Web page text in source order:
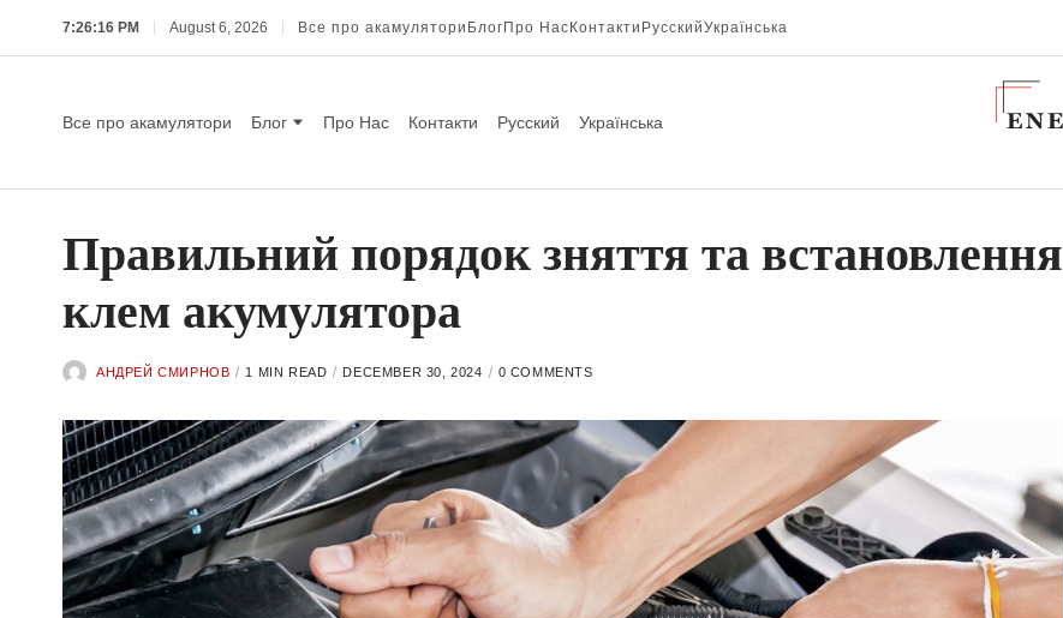
7:26:17 PM August 6, 2026 Все про акамулятори Блог Про Нас Контакти РусскийУкраїнська
Все про акамулятори Блог Про Нас Контакти Русский Українська
Правильний порядок зняття та встановлення
клем акумулятора
АНДРЕЙ СМИРНОВ 1 MIN READ DECEMBER 30, 2024 0 COMMENTS